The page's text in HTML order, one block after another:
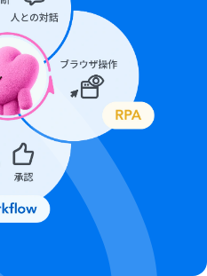
間隔が異なりますので、ご注意